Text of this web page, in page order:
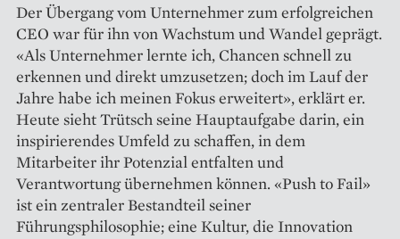
Der Übergang vom ­Unternehmer zum erfolgreichen
CEO war für ihn von Wachstum und Wandel geprägt.
«Als Unternehmer lernte ich, Chancen schnell zu
erkennen und direkt umzusetzen; doch im Lauf der
Jahre habe ich meinen Fokus erweitert», erklärt er.
Heute sieht Trütsch seine Hauptaufgabe darin, ein
inspirierendes Umfeld zu schaffen, in dem
Mitarbeiter ihr Potenzial entfalten und
Verantwortung übernehmen können. «Push to Fail»
ist ein zentraler Bestandteil seiner
Führungsphilosophie; eine Kultur, die Innovation